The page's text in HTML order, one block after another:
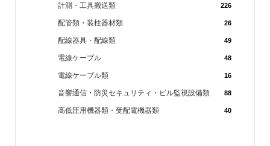
計測・工具搬送類 226
配管類・装柱器材類 26
配線器具・配線類 49
電線ケーブル 48
電線ケーブル類 16
音響通信・防災セキュリティ・ビル監視設備類 88
高低圧用機器類・受配電機器類 40